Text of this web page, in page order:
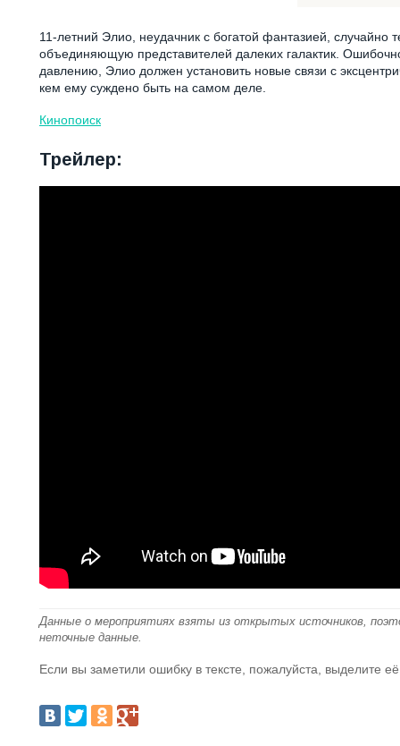
11-летний Элио, неудачник с богатой фантазией,
объединяющую представителей далеких галактик.
давлению, Элио должен установить новые связи с
кем ему суждено быть на самом деле.
Кинопоиск
Трейлер:
Данные о мероприятиях взяты из открытых источников,
неточные данные.
Если вы заметили ошибку в тексте, пожалуйста, выделите